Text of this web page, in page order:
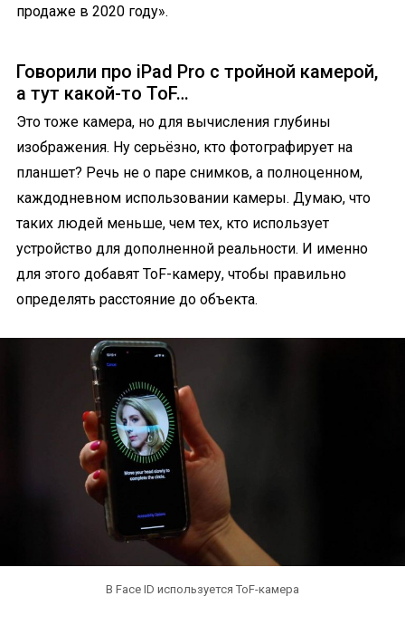
продаже в 2020 году».
Говорили про iPad Pro с тройной камерой,
а тут какой-то ToF…
Это тоже камера, но для вычисления глубины
изображения. Ну серьёзно, кто фотографирует на
планшет? Речь не о паре снимков, а полноценном,
каждодневном использовании камеры. Думаю, что
таких людей меньше, чем тех, кто использует
устройство для дополненной реальности. И именно
для этого добавят ToF-камеру, чтобы правильно
определять расстояние до объекта.
В Face ID используется ToF-камера